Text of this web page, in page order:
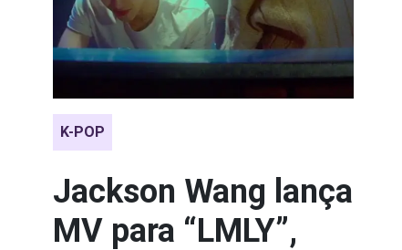
K-POP
Jackson Wang lança
MV para “LMLY”,